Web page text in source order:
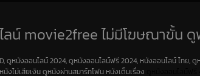
น์ movie2free ไม่มีโฆษณาขั้น ดู
ดูหนังออนไลน์ 2024, ดูหนังออนไลน์ฟรี 2024, หนังออนไลน์ ไทย,
นังไม่เสียเงิน ดูหนังผ่านสมาร์ทโฟน หนังเต็มเรื่อง